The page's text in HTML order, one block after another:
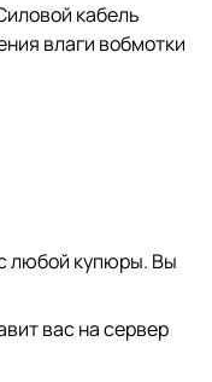
кабель
влаги вобмотки
любой купюры. Вы
вас на сервер